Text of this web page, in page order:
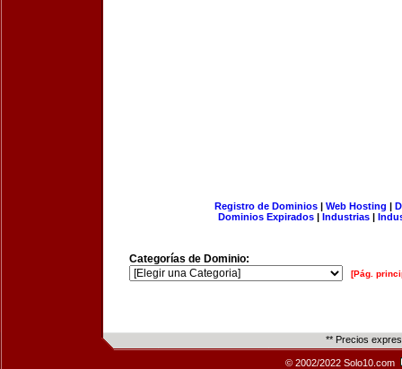
Registro de Dominios| Web Hosting |
Dominios Expirados | Industrias |
Categorías de Dominio:
[Pág.
** Precios
© 2002/2022 Solo10.com